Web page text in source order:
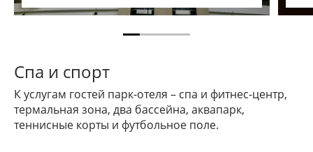
Спа и спорт
К услугам гостей парк-отеля – спа и фитнес-центр,
термальная зона, два бассейна, аквапарк,
теннисные корты и футбольное поле.